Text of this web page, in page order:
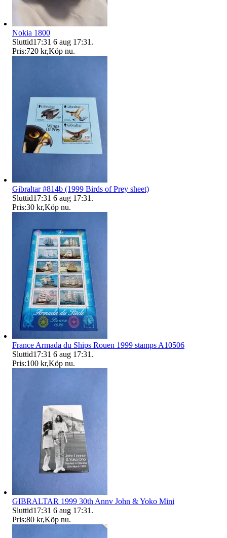
Nokia 1800
Sluttid17:31 6 aug 17:31 .
Pris:720 kr,Köp nu.
Gibraltar #814b (1999 Birds of Prey sheet)
Sluttid17:31 6 aug 17:31 .
Pris:30 kr,Köp nu.
France Armada du Ships Rouen 1999 stamps A10506
Sluttid17:31 6 aug 17:31 .
Pris:100 kr,Köp nu.
GIBRALTAR 1999 30th Annv John & Yoko Mini
Sluttid17:31 6 aug 17:31 .
Pris:80 kr,Köp nu.